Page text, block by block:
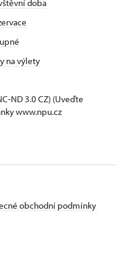
doba
na výlety
ND 3.0 CZ) (Uveďte
www.npu.cz
obchodní podmínky